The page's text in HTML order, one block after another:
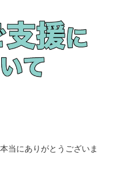
当にありがとうございま